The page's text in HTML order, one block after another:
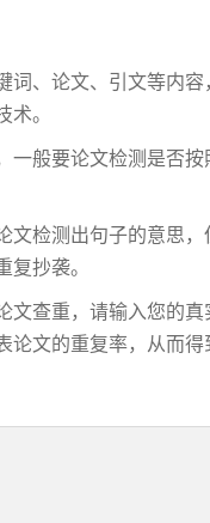
词、论文、引文等内
。
一般要论文检测是否
文检测出句子的意思
抄袭。
文查重，请输入您的
文的重复率，从而得